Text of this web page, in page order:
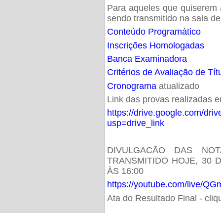
Para aqueles que
sendo transmitido na sala
Conteúdo Programático
Inscrições Homologadas
Banca Examinadora
Critérios de Avaliação de
Cronogramaatualizado
Link das provas realizadas
https://drive.google.com/
usp=drive_link
DIVULGACÃO DAS
TRANSMITIDO HOJE, 30
ÀS 16:00
https://youtube.com/live/
Ata do Resultado Final -